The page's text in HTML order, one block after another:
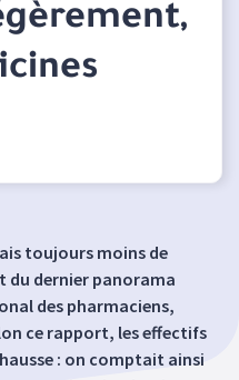
toujours moins de
du dernier panorama
des pharmaciens,
ce rapport, les effectifs
: on comptait ainsi